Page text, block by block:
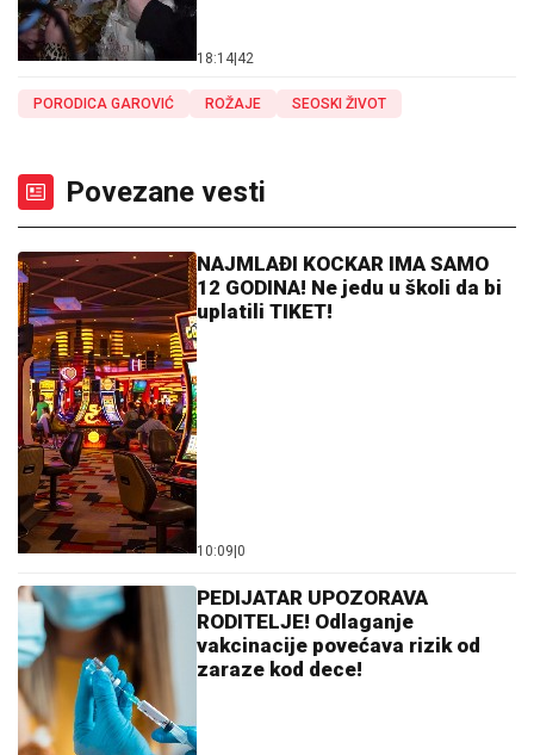
18:14 42
PORODICA GAROVIĆ ROŽAJE SEOSKI ŽIVOT
Povezane vesti
NAJMLAĐI KOCKAR IMA SAMO
12 GODINA! Ne jedu u školi da bi
uplatili TIKET!
10:09 0
PEDIJATAR UPOZORAVA
RODITELJE! Odlaganje
vakcinacije povećava rizik od
zaraze kod dece!